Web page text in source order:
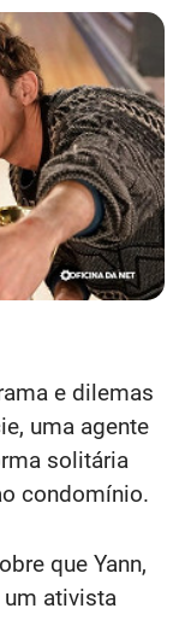
e dilemas
uma agente
solitária
condomínio.
que Yann,
ativista